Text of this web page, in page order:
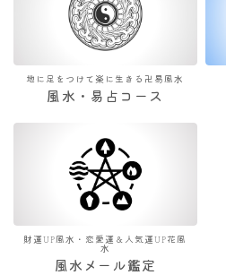
地に足をつけて楽に生きる卍易風水
風水・易占コース
財運UP風水・恋愛運＆人気運UP花風
水
風水メール鑑定